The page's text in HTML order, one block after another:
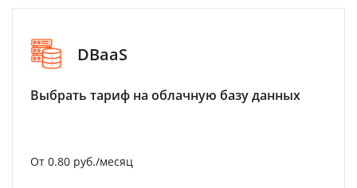
DBaaS
Выбрать тариф на облачную базу данных
От 0.80 руб./месяц